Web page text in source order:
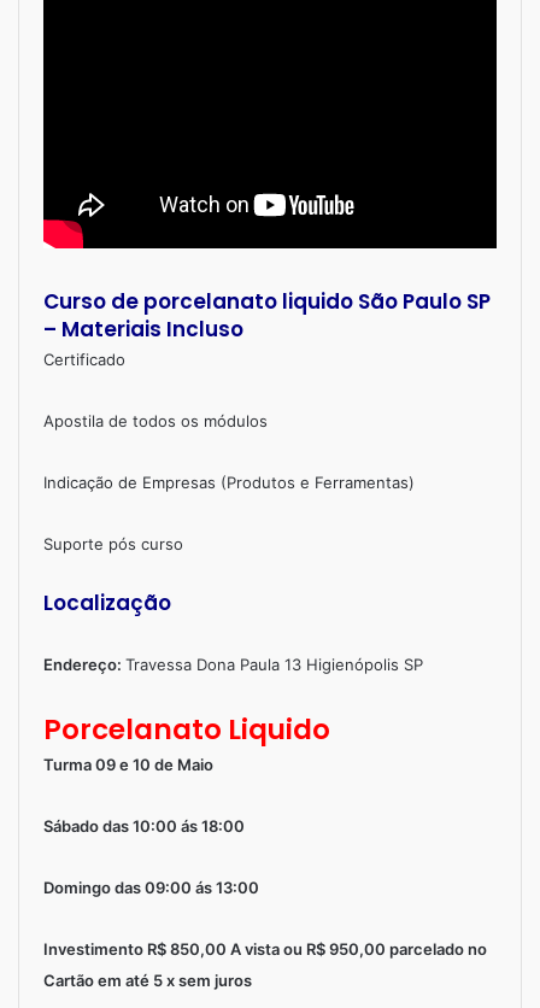
Curso de porcelanato liquido São Paulo SP
– Materiais Incluso
Certificado
Apostila de todos os módulos
Indicação de Empresas (Produtos e Ferramentas)
Suporte pós curso
Localização
Endereço: Travessa Dona Paula 13 Higienópolis SP
Porcelanato Liquido
Turma 09 e 10 de Maio
Sábado das 10:00 ás 18:00
Domingo das 09:00 ás 13:00
Investimento R$ 850,00 A vista ou R$ 950,00 parcelado no
Cartão em até 5 x sem juros